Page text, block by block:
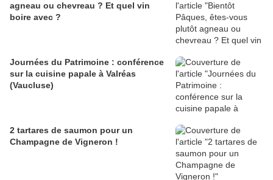
agneau ou chevreau ? Et quel vin
boire avec ?
Journées du Patrimoine : conférence
sur la cuisine papale à Valréas
(Vaucluse)
2 tartares de saumon pour un
Champagne de Vigneron !